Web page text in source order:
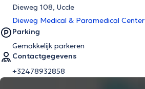
Dieweg 108, Uccle
Dieweg Medical & Paramedical Center
Parking
Gemakkelijk parkeren
Contactgegevens
+32478932858